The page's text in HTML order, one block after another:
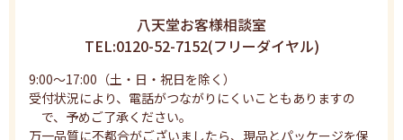
八天堂お客様相談室
TEL:0120-52-7152(フリーダイヤル)
9:00～17:00（土・日・祝日を除く）
受付状況により、電話がつながりにくいこともありますの
で、予めご了承ください。
万一品質に不都合がございましたら、現品とパッケージを保